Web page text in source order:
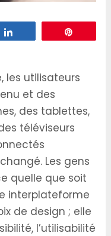
les utilisateurs
et des
des tablettes,
téléviseurs
Les gens
quelle que soit
interplateforme
de design ; elle
l’utilisabilité